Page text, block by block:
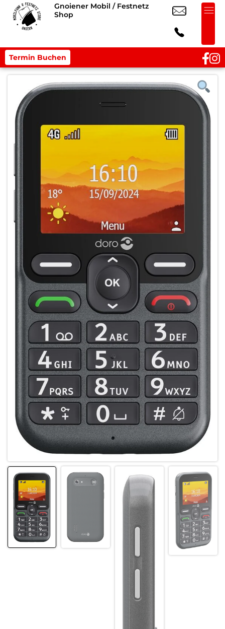
Gnoiener Mobil / Festnetz
Shop
Termin Buchen